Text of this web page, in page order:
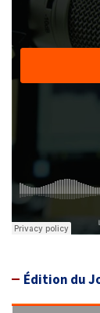
Édition du